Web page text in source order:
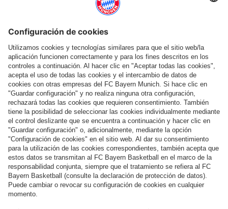
Más categorías
Síguenos
Pago y entrega
FC Bayern Store App